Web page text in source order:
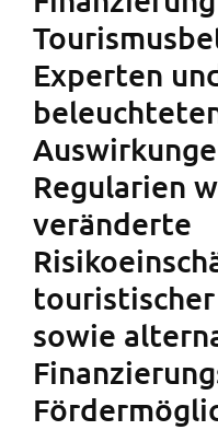
Experten
Regularien
veränderte
sowie